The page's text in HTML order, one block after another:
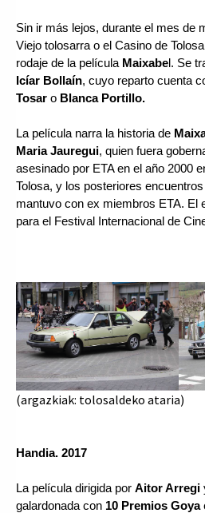
Sin ir más lejos, durante el mes de
Viejo tolosarra o el Casino de
rodaje de la película Maixabe
Icíar Bollaín, cuyo reparto cuenta
Tosar o Blanca Portillo.
La película narra la historia de
Maria Jauregui, quien fuera
asesinado por ETA en el año 2000
Tolosa, y los posteriores
mantuvo con ex miembros ETA. El
para el Festival Internacional de
(argazkiak: tolosaldeko ataria)
Handia. 2017
La película dirigida por Aitor Arregi
galardonada con 10 Premios Goya